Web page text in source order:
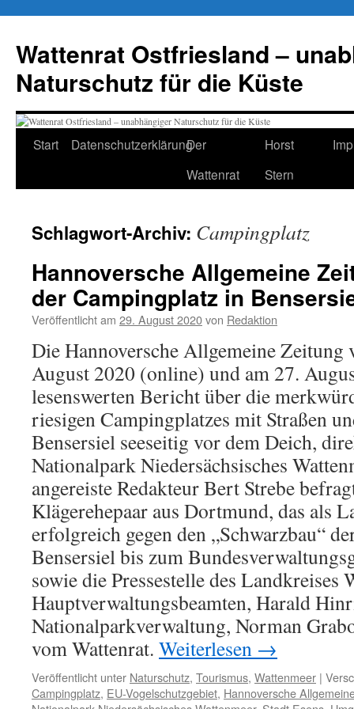
springen
Wattenrat Ostfriesland –
Naturschutz für die Küste
Start DatenschutzerklärungDer
Wattenrat
Horst
Stern
Schlagwort-Archiv: Campingplatz
Hannoversche Allgemeine
der Campingplatz in
Veröffentlicht am 29. August 2020von Redaktion
Die Hannoversche Allgemeine Zeitung
August 2020 (online) und am 27.
lesenswerten Bericht über die
riesigen Campingplatzes mit Straßen
Bensersiel seeseitig vor dem Deich,
Nationalpark Niedersächsisches
angereiste Redakteur Bert Strebe
Klägerehepaar aus Dortmund, das als
erfolgreich gegen den „Schwarzbau“
Bensersiel bis zum
sowie die Pressestelle des Landkreises
Hauptverwaltungsbeamten, Harald
Nationalparkverwaltung, Norman
vom Wattenrat. Weiterlesen →
Veröffentlicht unter Naturschutz, Tourismus, Wattenmeer |
Campingplatz, EU-Vogelschutzgebiet, Hannoversche